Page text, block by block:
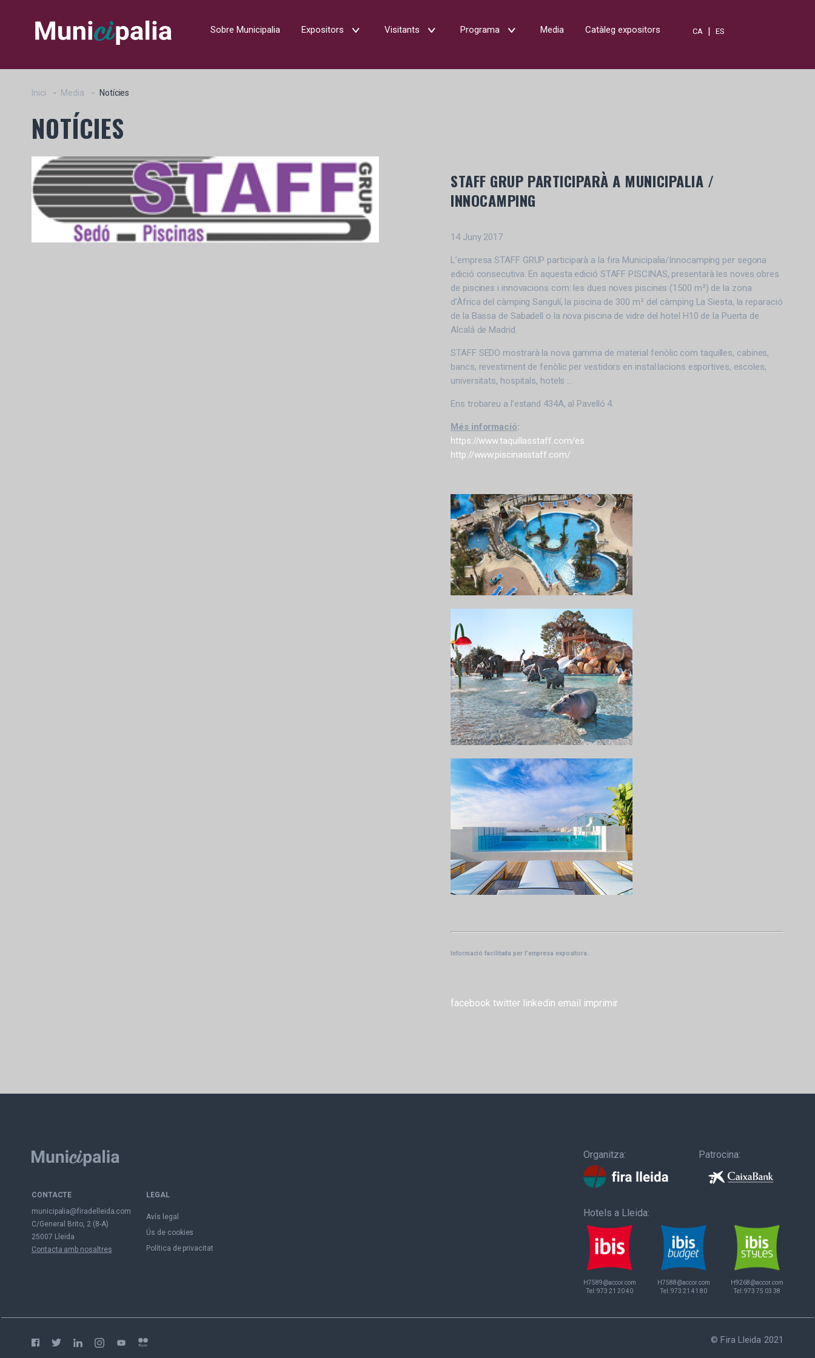
Sobre Municipalia Expositors Visitants Programa Media Catàleg expositors CA |ES
Inici Media Notícies
NOTÍCIES
STAFF GRUP PARTICIPARÀ A MUNICIPALIA /
INNOCAMPING
14 Juny 2017
L’empresa STAFF GRUP participarà a la fira Municipalia/Innocamping per segona
edició consecutiva. En aquesta edició STAFF PISCINAS, presentarà les noves obres
de piscines i innovacions com: les dues noves piscines (1500 m²) de la zona
d’Àfrica del càmping Sangulí, la piscina de 300 m² del càmping La Siesta, la reparació
de la Bassa de Sabadell o la nova piscina de vidre del hotel H10 de la Puerta de
Alcalá de Madrid.
STAFF SEDO mostrarà la nova gamma de material fenòlic com taquilles, cabines,
bancs, revestiment de fenòlic per vestidors en instal·lacions esportives, escoles,
universitats, hospitals, hotels …
Ens trobareu a l’estand 434A, al Pavelló 4.
Més informació:
https://www.taquillasstaff.com/es
http://www.piscinasstaff.com/
Informació facilitada per l’empresa expositora.
facebook twitter linkedin email imprimir
CONTACTE
municipalia@firadelleida.com
C/General Brito, 2 (8-A)
25007 Lleida
Contacta amb nosaltres
LEGAL
Avís legal
Ús de cookies
Política de privacitat
Organitza: Patrocina:
Hotels a Lleida:
H7589@accor.com
Tel:973 21 20 40
H7588@accor.com
Tel:973 21 41 80
H9268@accor.com
Tel:973 75 03 38
© Fira Lleida 2021